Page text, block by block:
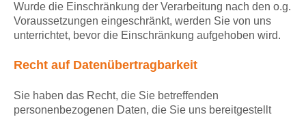
Wurde die Einschränkung der Verarbeitung nach den o.g.
Voraussetzungen eingeschränkt, werden Sie von uns
unterrichtet, bevor die Einschränkung aufgehoben wird.
Recht auf Datenübertragbarkeit
Sie haben das Recht, die Sie betreffenden
personenbezogenen Daten, die Sie uns bereitgestellt